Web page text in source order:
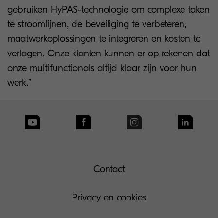
gebruiken HyPAS-technologie om complexe taken
te stroomlijnen, de beveiliging te verbeteren,
maatwerkoplossingen te integreren en kosten te
verlagen. Onze klanten kunnen er op rekenen dat
onze multifunctionals altijd klaar zijn voor hun
werk.”
Contact
Privacy en cookies